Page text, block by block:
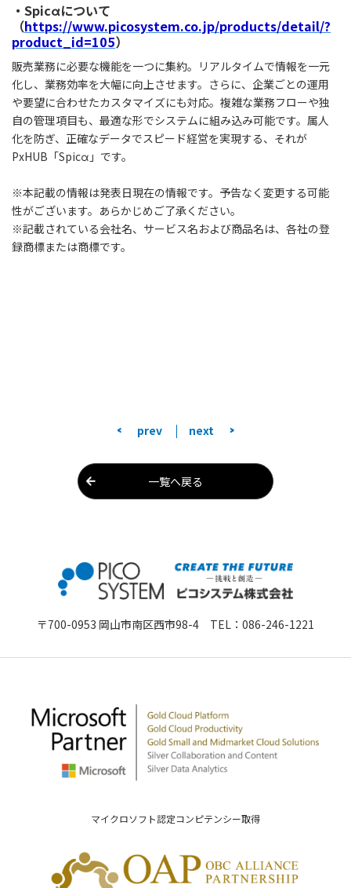
・Spicαについて
（https://www.picosystem.co.jp/products/detail/?
product_id=105）
販売業務に必要な機能を一つに集約。リアルタイムで情報を一元
化し、業務効率を大幅に向上させます。さらに、企業ごとの運用
や要望に合わせたカスタマイズにも対応。複雑な業務フローや独
自の管理項目も、最適な形でシステムに組み込み可能です。属人
化を防ぎ、正確なデータでスピード経営を実現する、それが
PxHUB「Spicα」です。
※本記載の情報は発表日現在の情報です。予告なく変更する可能
性がございます。あらかじめご了承ください。
※記載されている会社名、サービス名および商品名は、各社の登
録商標または商標です。
< prev next >
一覧へ戻る
〒700-0953 岡山市南区西市98-4 TEL： 086-246-1221
マイクロソフト認定コンピテンシー取得